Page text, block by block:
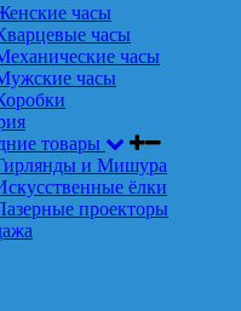
часы
часы
часы
часы
товары
и Мишура
ёлки
проекторы